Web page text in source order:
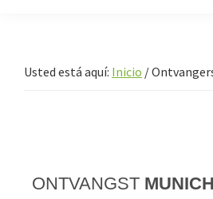
Usted está aquí: Inicio /
ONTVANGST